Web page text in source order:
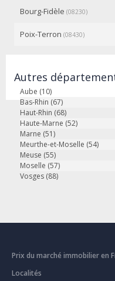
Bourg-Fidèle (08230)
Poix-Terron (08430)
Autres
Aube (10)
Bas-Rhin (67)
Haut-Rhin (68)
Haute-Marne (52)
Marne (51)
Meurthe-et-Moselle (54)
Meuse (55)
Moselle (57)
Vosges (88)
Prix du marché immobilier en
Localités